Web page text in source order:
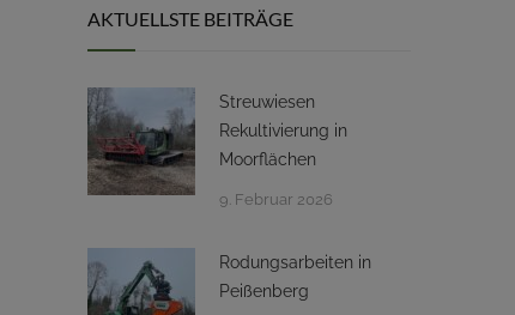
AKTUELLSTE BEITRÄGE
Streuwiesen
Rekultivierung in
Moorflächen
9. Februar 2026
Rodungsarbeiten in
Peißenberg